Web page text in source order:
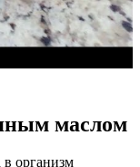
маслом
в организм